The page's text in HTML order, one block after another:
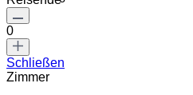
0
Schließen
Zimmer